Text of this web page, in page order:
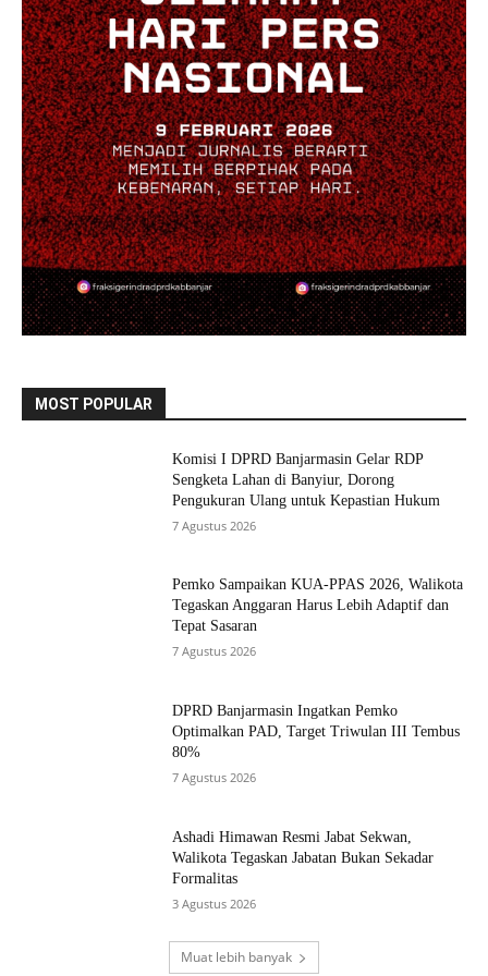
MOST POPULAR
Komisi I DPRD Banjarmasin Gelar RDP
Sengketa Lahan di Banyiur, Dorong
Pengukuran Ulang untuk Kepastian Hukum
7 Agustus 2026
Pemko Sampaikan KUA-PPAS 2026, Walikota
Tegaskan Anggaran Harus Lebih Adaptif dan
Tepat Sasaran
7 Agustus 2026
DPRD Banjarmasin Ingatkan Pemko
Optimalkan PAD, Target Triwulan III Tembus
80%
7 Agustus 2026
Ashadi Himawan Resmi Jabat Sekwan,
Walikota Tegaskan Jabatan Bukan Sekadar
Formalitas
3 Agustus 2026
Muat lebih banyak